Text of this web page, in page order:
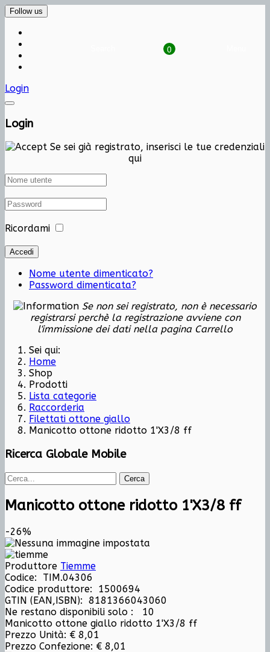
Follow us
Login
Login
Se sei già registrato, inserisci le tue credenziali
qui
Ricordami
Accedi
Nome utente dimenticato?
Password dimenticata?
Se non sei registrato, non è necessario
registrarsi perchè la registrazione avviene con
l'immissione dei dati nella pagina Carrello
0
Cart
Sei qui:
Home
Shop
Prodotti
Lista categorie
Raccorderia
Filettati ottone giallo
Manicotto ottone ridotto 1'X3/8 ff
Ricerca Globale Mobile
Cerca
Manicotto ottone ridotto 1'X3/8 ff
-26%
Produttore Tiemme
Codice: TIM.04306
Codice produttore: 1500694
GTIN (EAN,ISBN): 8181366043060
Ne restano disponibili solo : 10
Manicotto ottone giallo ridotto 1'X3/8 ff
Prezzo Unità: € 8,01
Prezzo Confezione: € 8,01